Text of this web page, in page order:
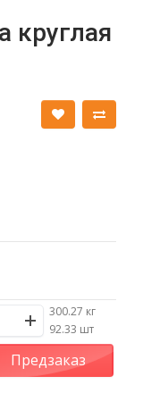
круглая
300.27 кг
/92.33 шт
Предзаказ